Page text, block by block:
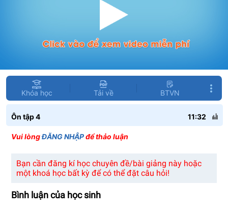
Khóa học Tải về BTVN
Ôn tập 4 11:32
Vui lòngĐĂNG NHẬPđể thảo luận
Bạn cần đăng kí học chuyên đề/bài giảng này hoặc
một khoá học bất kỳ để có thể đặt câu hỏi!
Bình luận của học sinh